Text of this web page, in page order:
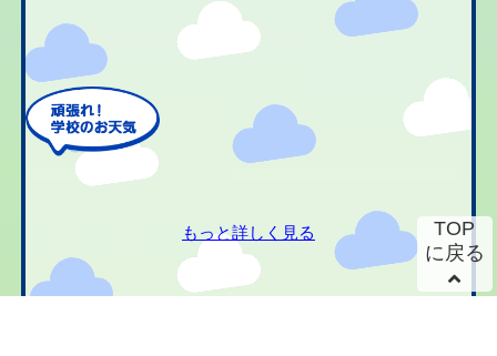
もっと詳しく見る
TOP
に戻る